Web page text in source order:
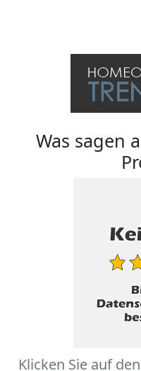
Was sagen
Klicken Sie auf